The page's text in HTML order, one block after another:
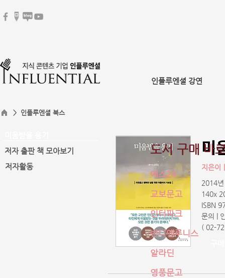
인플루엔셜 강연
미
지은이
2014
140x
ISBN
문의 |
( 02-
저자활동
저자 출판 책 모아보기
> 인플루엔셜 북스
도서 구매 바
예스24
교보문고
인터파크
반디앤루니스
알라딘
영풍문고